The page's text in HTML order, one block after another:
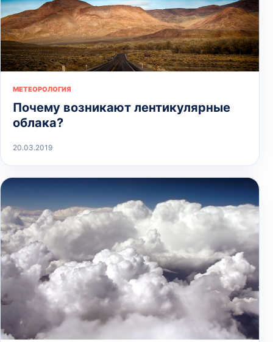
МЕТЕОРОЛОГИЯ
Почему возникают лентикулярные
облака?
20.03.2019